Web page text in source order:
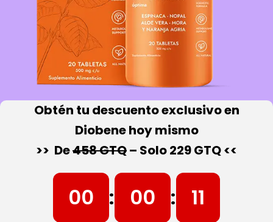
Obtén tu descuento exclusivo en
Diobene hoy mismo
>> De458 GTQ– Solo 229 GTQ <<
00 : 00 : 10